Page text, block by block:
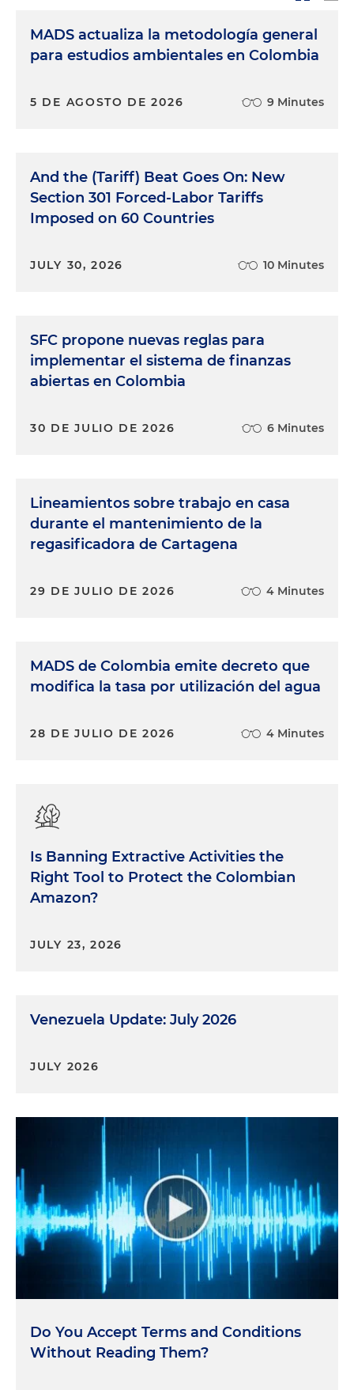
MADS actualiza la metodología general
para estudios ambientales en Colombia
5 DE AGOSTO DE 2026 9 Minutes
And the (Tariff) Beat Goes On: New
Section 301 Forced-Labor Tariffs
Imposed on 60 Countries
JULY 30, 2026 10 Minutes
SFC propone nuevas reglas para
implementar el sistema de finanzas
abiertas en Colombia
30 DE JULIO DE 2026 6 Minutes
Lineamientos sobre trabajo en casa
durante el mantenimiento de la
regasificadora de Cartagena
29 DE JULIO DE 2026 4 Minutes
MADS de Colombia emite decreto que
modifica la tasa por utilización del agua
28 DE JULIO DE 2026 4 Minutes
Is Banning Extractive Activities the
Right Tool to Protect the Colombian
Amazon?
JULY 23, 2026
Venezuela Update: July 2026
JULY 2026
Do You Accept Terms and Conditions
Without Reading Them?